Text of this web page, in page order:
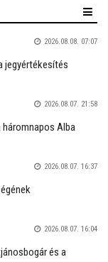
2026.08.08. 07:07
jegyértékesítés
2026.08.07. 21:58
Alba
2026.08.07. 16:37
2026.08.07. 16:04
és a